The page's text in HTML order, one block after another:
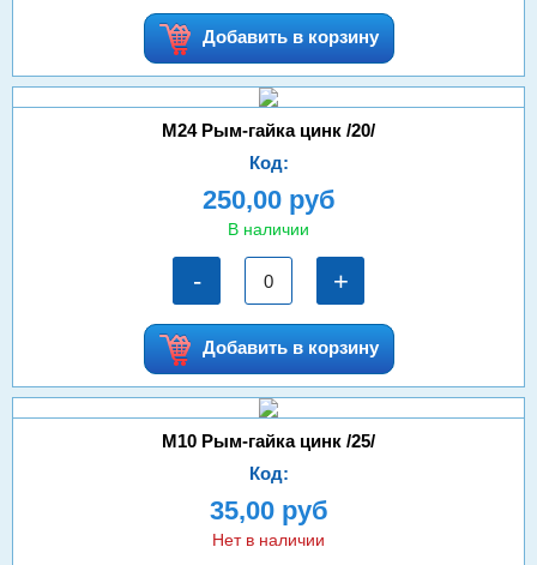
Добавить в корзину
М24 Рым-гайка цинк /20/
Код:
250,00 руб
В наличии
- +
Добавить в корзину
М10 Рым-гайка цинк /25/
Код:
35,00 руб
Нет в наличии